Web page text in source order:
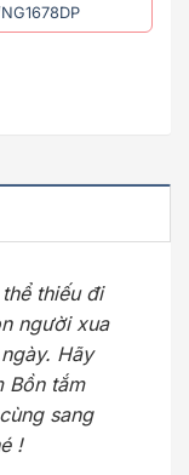
thiếu đi
người xua
Hãy
Bồn tắm
sang
!